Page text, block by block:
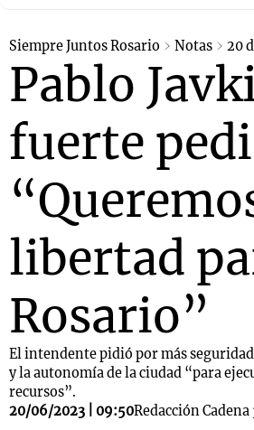
Siempre Juntos Rosario Notas 20
Pablo
fuerte
libertad
Rosario”
El intendente pidió por más
y la autonomía de la ciudad “para
recursos”.
20/06/2023 | 09:50Redacción Cadena